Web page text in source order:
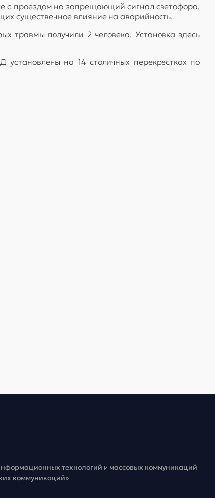
с проездом на запрещающий сигнал светофора,
существенное влияние на аварийность.
травмы получили 2 человека. Установка здесь
на 14 столичных перекрестках по
технологий и массовых коммуникаций
коммуникаций»